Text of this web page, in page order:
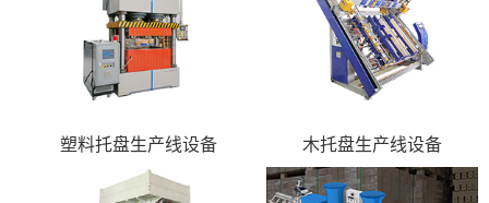
塑料托盘生产线设备 木托盘生产线设备